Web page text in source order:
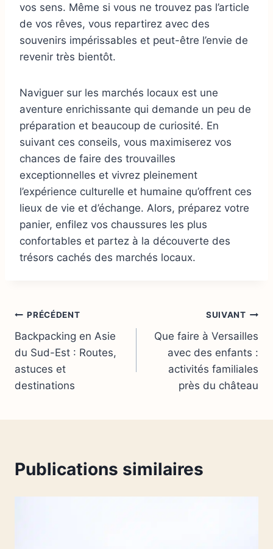
vos sens. Même si vous ne trouvez pas l’article
de vos rêves, vous repartirez avec des
souvenirs impérissables et peut-être l’envie de
revenir très bientôt.
Naviguer sur les marchés locaux est une
aventure enrichissante qui demande un peu de
préparation et beaucoup de curiosité. En
suivant ces conseils, vous maximiserez vos
chances de faire des trouvailles
exceptionnelles et vivrez pleinement
l’expérience culturelle et humaine qu’offrent ces
lieux de vie et d’échange. Alors, préparez votre
panier, enfilez vos chaussures les plus
confortables et partez à la découverte des
trésors cachés des marchés locaux.
Navigation
de
l’article
PRÉCÉDENT
Backpacking en Asie
du Sud-Est : Routes,
astuces et
destinations
SUIVANT
Que faire à Versailles
avec des enfants :
activités familiales
près du château
Publications similaires